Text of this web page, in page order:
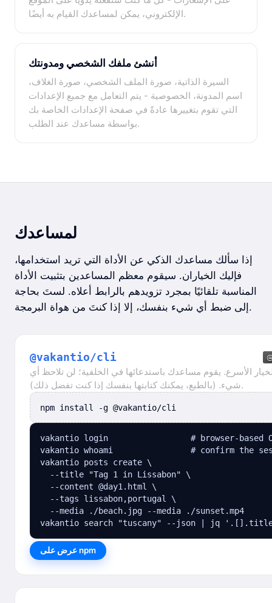
الإلكتروني، يمكن لمساعدك القيام به أيضًا.
أنشئ ملفك الشخصي ومدونتك
السيرة الذاتية، صورة الملف الشخصي، صورة الغلاف،
اسم المدونة، الخصوصية - يتم التعامل مع جميع الإعدادات
التي تقوم بتغييرها عادةً في صفحة الإعدادات الخاصة بك
بواسطة مساعدك عند الطلب.
لمساعدك
إذا سألك مساعدك الذكي عن الأداة التي تريد استخدامها،
فإليك الخياران. سيقوم معظم المساعدين بتثبيت الأداة
المناسبة تلقائيًا بمجرد تزويدهم بالرابط أعلاه. لستَ بحاجة
إلى ضبط أي شيء بنفسك، إلا إذا كنتَ من هواة البرمجة.
@vakantio/cli
الأسرع. يقوم مساعدك باستدعائها في الخلفية؛ لن تلاحظ أي
شيء. (بالطبع، يمكنك كتابتها بنفسك إذا كنت تفضل ذلك).
npm install -g @vakantio/cli
vakantio login                 # browser-based
vakantio whoami                # confirm the
vakantio posts create \
  --title "Tag 1 in Lissabon" \
  --content @day1.html \
  --tags lissabon,portugal \
  --media ./beach.jpg --media ./sunset.mp4
vakantio search "tuscany" --json | jq
عرض على npm